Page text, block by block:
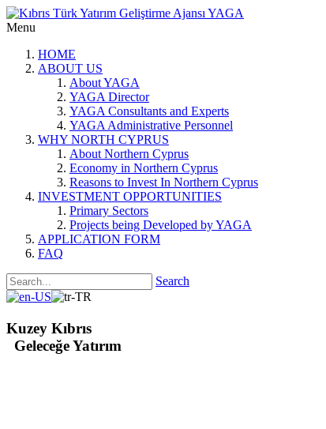
Menu
HOME
ABOUT US
About YAGA
YAGA Director
YAGA Consultants and Experts
YAGA Administrative Personnel
WHY NORTH CYPRUS
About Northern Cyprus
Economy in Northern Cyprus
Reasons to Invest In Northern Cyprus
INVESTMENT OPPORTUNITIES
Primary Sectors
Projects being Developed by YAGA
APPLICATION FORM
FAQ
Search
Kuzey Kıbrıs
Geleceğe Yatırım